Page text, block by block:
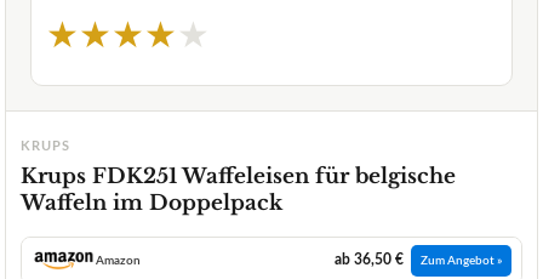
★★★★★
KRUPS
Krups FDK251 Waffeleisen für belgische
Waffeln im Doppelpack
Amazon ab 36,50 € Zum Angebot »